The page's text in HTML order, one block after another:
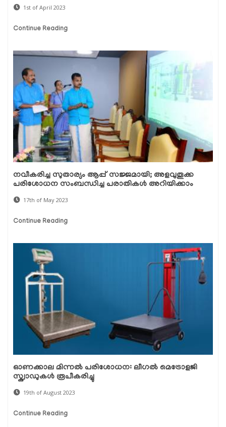
1st of April 2023
Continue Reading
നവീകരിച്ച സുതാര്യം ആപ്പ് സജ്ജമായി; അളവുതൂക്ക
പരിശോധന സംബന്ധിച്ച പരാതികൾ അറിയിക്കാം
17th of May 2023
Continue Reading
ഓണക്കാല മിന്നൽ പരിശോധന: ലീഗൽ മെട്രോളജി
സ്ക്വാഡുകൾ രൂപീകരിച്ചു
19th of August 2023
Continue Reading